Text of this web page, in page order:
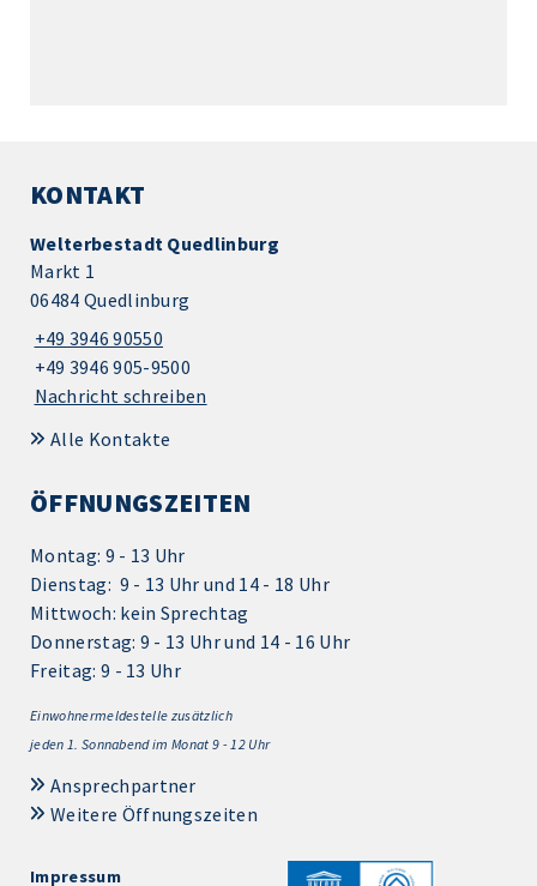
KONTAKT
Welterbestadt Quedlinburg
Markt 1
06484 Quedlinburg
+49 3946 90550
+49 3946 905-9500
Nachricht schreiben
Alle Kontakte
ÖFFNUNGSZEITEN
Montag: 9 - 13 Uhr
Dienstag: 9 - 13 Uhr und 14 - 18 Uhr
Mittwoch: kein Sprechtag
Donnerstag: 9 - 13 Uhr und 14 - 16 Uhr
Freitag: 9 - 13 Uhr
Einwohnermeldestelle zusätzlich
jeden 1. Sonnabend im Monat 9 - 12 Uhr
Ansprechpartner
Weitere Öffnungszeiten
Impressum